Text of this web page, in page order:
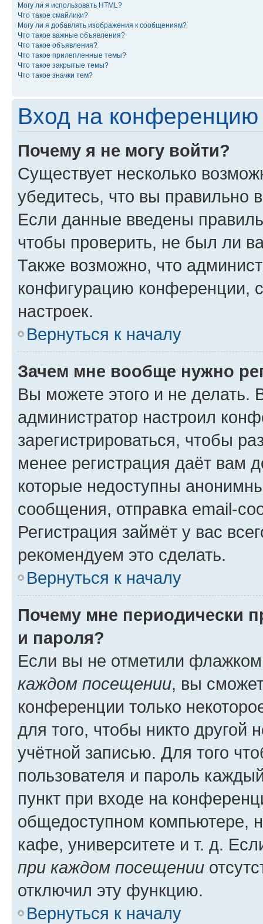
Могу ли я использовать HTML?
Что такое смайлики?
Могу ли я добавлять изображения к сообщениям?
Что такое важные объявления?
Что такое объявления?
Что такое прилепленные темы?
Что такое закрытые темы?
Что такое значки тем?
Вход на конференцию
Почему я не могу войти?
Существует несколько
убедитесь, что вы правильно
Если данные введены
чтобы проверить, не был ли
Также возможно, что
конфигурацию конференции,
настроек.
Вернуться к началу
Зачем мне вообще нужно
Вы можете этого и не делать.
администратор настроил
зарегистрироваться, чтобы
менее регистрация даёт вам
которые недоступны
сообщения, отправка email-
Регистрация займёт у вас
рекомендуем это сделать.
Вернуться к началу
Почему мне периодически
и пароля?
Если вы не отметили
каждом посещении, вы
конференции только
для того, чтобы никто другой
учётной записью. Для того
пользователя и пароль
пункт при входе на
общедоступном компьютере,
кафе, университете и т. д.
при каждом посещении
отключил эту функцию.
Вернуться к началу